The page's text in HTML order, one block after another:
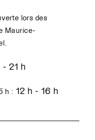
lors des
Maurice-
- 21 h
h : 12 h - 16 h